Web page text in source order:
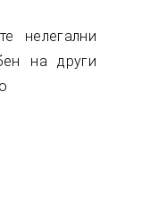
нелегални
на други